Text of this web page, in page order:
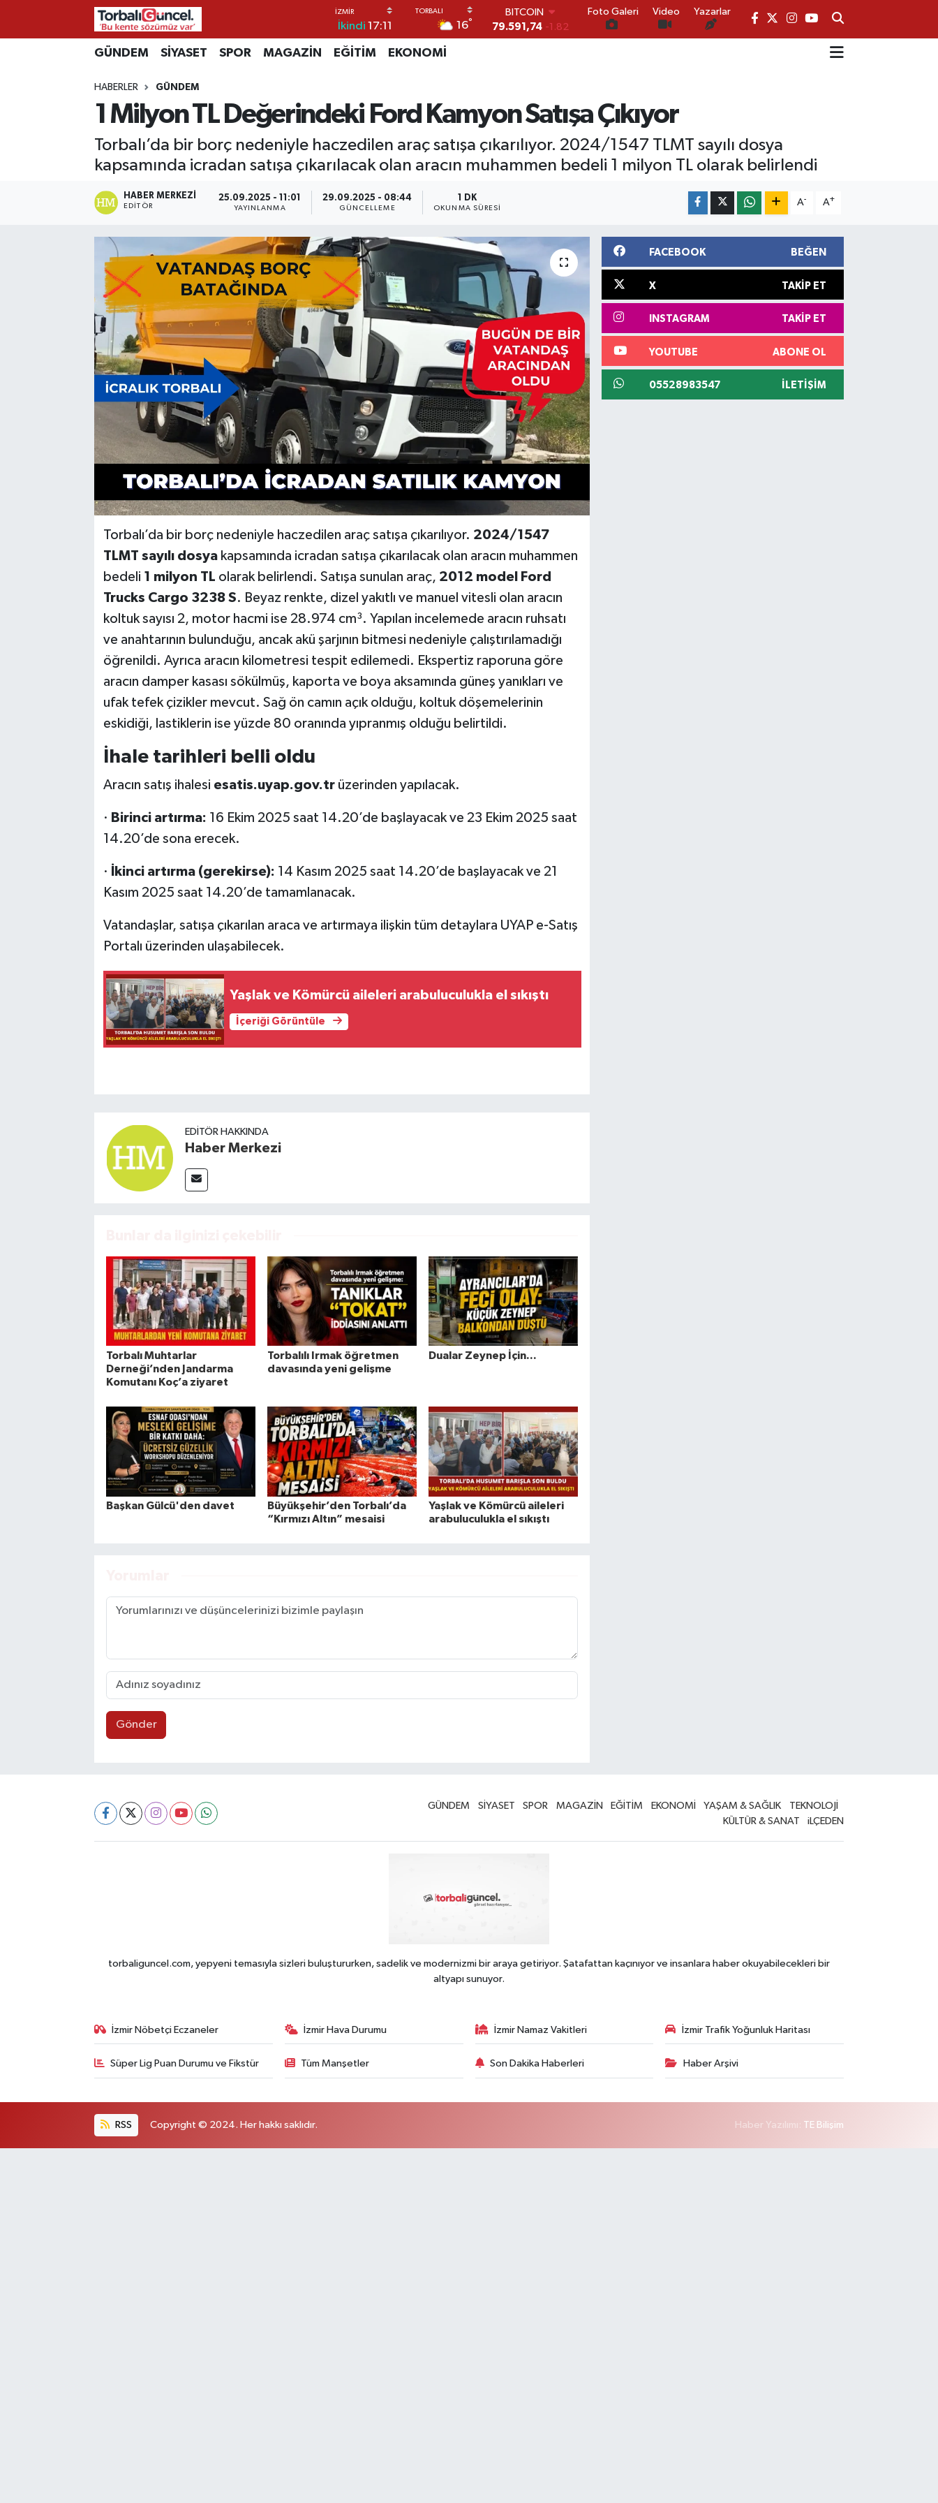
İkindi 17:11 16°
DOLAR
45,43620 0.02
EURO
6862,09000
0.19
14.598,00
0
79.591,74 -1.82
Foto Galeri Video Yazarlar
GÜNDEM SİYASET SPOR MAGAZİN EĞİTİM EKONOMİ
HABERLER GÜNDEM
1 Milyon TL Değerindeki Ford Kamyon Satışa Çıkıyor
Torbalı’da bir borç nedeniyle haczedilen araç satışa çıkarılıyor. 2024/1547 TLMT sayılı dosya
kapsamında icradan satışa çıkarılacak olan aracın muhammen bedeli 1 milyon TL olarak belirlendi
HABER MERKEZI
EDITÖR
25.09.2025 - 11:01
YAYINLANMA
29.09.2025 - 08:44
GÜNCELLEME
1 DK
OKUNMA SÜRESI
A- A+
Torbalı’da bir borç nedeniyle haczedilen araç satışa çıkarılıyor. 2024/1547
TLMT sayılı dosyakapsamında icradan satışa çıkarılacak olan aracın muhammen
bedeli 1 milyon TL olarak belirlendi. Satışa sunulan araç, 2012 model Ford
Trucks Cargo 3238 S. Beyaz renkte, dizel yakıtlı ve manuel vitesli olan aracın
koltuk sayısı 2, motor hacmi ise 28.974 cm³. Yapılan incelemede aracın ruhsatı
ve anahtarının bulunduğu, ancak akü şarjının bitmesi nedeniyle çalıştırılamadığı
öğrenildi. Ayrıca aracın kilometresi tespit edilemedi. Ekspertiz raporuna göre
aracın damper kasası sökülmüş, kaporta ve boya aksamında güneş yanıkları ve
ufak tefek çizikler mevcut. Sağ ön camın açık olduğu, koltuk döşemelerinin
eskidiği, lastiklerin ise yüzde 80 oranında yıpranmış olduğu belirtildi.
İhale tarihleri belli oldu
Aracın satış ihalesi esatis.uyap.gov.trüzerinden yapılacak.
· Birinci artırma: 16 Ekim 2025 saat 14.20’de başlayacak ve 23 Ekim 2025 saat
14.20’de sona erecek.
· İkinci artırma (gerekirse): 14 Kasım 2025 saat 14.20’de başlayacak ve 21
Kasım 2025 saat 14.20’de tamamlanacak.
Vatandaşlar, satışa çıkarılan araca ve artırmaya ilişkin tüm detaylara UYAP e-Satış
Portalı üzerinden ulaşabilecek.
Yaşlak ve Kömürcü aileleri arabuluculukla el sıkıştı
İçeriği Görüntüle
EDITÖR HAKKINDA
Haber Merkezi
Torbalı Muhtarlar
Derneği’nden Jandarma
Komutanı Koç’a ziyaret
Torbalılı Irmak öğretmen
davasında yeni gelişme
Dualar Zeynep İçin...
Başkan Gülcü'den davet
Büyükşehir’den Torbalı’da
“Kırmızı Altın” mesaisi
Yaşlak ve Kömürcü aileleri
arabuluculukla el sıkıştı
Gönder
FACEBOOK BEĞEN
X TAKIP ET
INSTAGRAM TAKIP ET
YOUTUBE ABONE OL
05528983547 İLETIŞIM
GÜNDEM SİYASET SPOR MAGAZİN EĞİTİM EKONOMİ YAŞAM & SAĞLIK
TEKNOLOJİ
KÜLTÜR & SANAT
iLÇEDEN
torbaliguncel.com, yepyeni temasıyla sizleri buluştururken, sadelik ve modernizmi bir araya getiriyor. Şatafattan kaçınıyor ve insanlara haber okuyabilecekleri bir
altyapı sunuyor.
İzmir Nöbetçi Eczaneler İzmir Hava Durumu İzmir Namaz Vakitleri İzmir Trafik Yoğunluk Haritası
Süper Lig Puan Durumu ve Fikstür Tüm Manşetler Son Dakika Haberleri Haber Arşivi
RSS Copyright © 2024. Her hakkı saklıdır. Haber Yazılımı: TE Bilişim
İzmir Nöbetçi Eczaneler
İzmir Hava Durumu
İzmir Namaz Vakitleri
İzmir Trafik Yoğunluk Haritası
Süper Lig Puan Durumu ve Fikstür
Son Dakika Haberleri
Haber Arşivi